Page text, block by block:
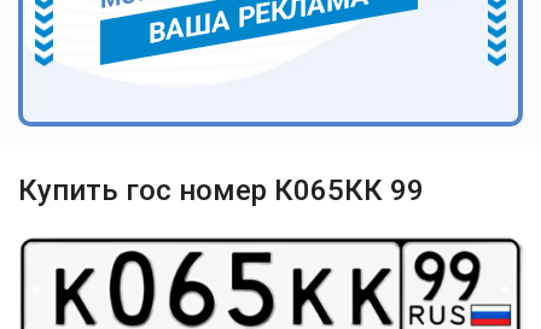
Купить гос номер К065КК 99